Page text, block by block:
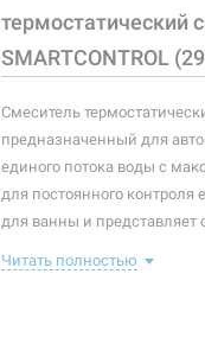
термостатический
SMARTCONTROL
Смеситель
предназначенный для
единого потока воды с
для постоянного
для ванны и
направление потока воды
Читать полностью